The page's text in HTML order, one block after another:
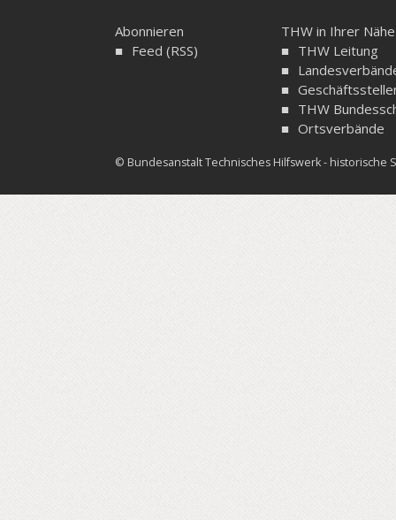
Abonnieren
Feed (RSS)
THW in Ihrer Nähe
THW Leitung
THW
Ortsverbände
© Bundesanstalt Technisches Hilfswerk - historische